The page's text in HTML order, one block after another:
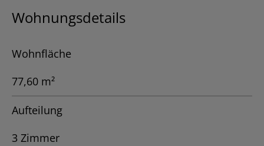
Wohnungsdetails
Wohnfläche
77,60 m²
Aufteilung
3 Zimmer